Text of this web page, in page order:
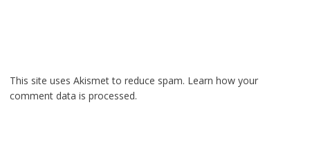
This site uses Akismet to reduce spam. Learn how your
comment data is processed.